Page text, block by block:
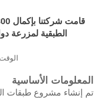
الطبقية لمزرعة
الوقت :06-
المعلومات الأساسية
تم إنشاء مشروع طبقات